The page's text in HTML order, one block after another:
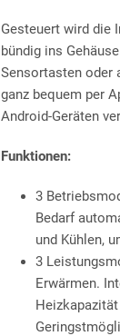
Gesteuert wird die
bündig ins
Sensortasten oder
ganz bequem per
Android-Geräten
Funktionen:
3
Bedarf
und Kühlen,
3
Erwärmen.
Heizkapazität